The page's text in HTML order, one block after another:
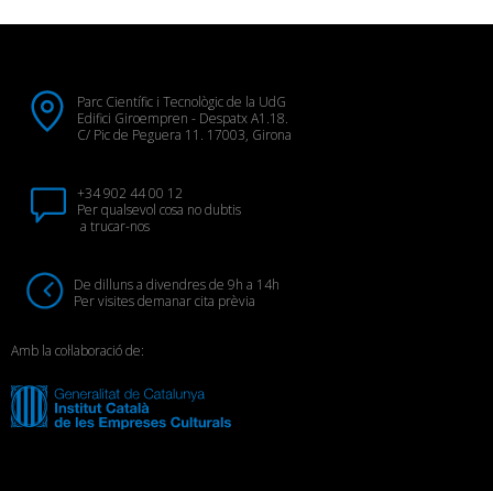
Parc Científic i Tecnològic de la UdG
Edifici Giroempren - Despatx A1.18.
C/ Pic de Peguera 11. 17003, Girona
+34 902 44 00 12
Per qualsevol cosa no dubtis
a trucar-nos
De dilluns a divendres de 9h a 14h
Per visites demanar cita prèvia
Amb la col·laboració de: